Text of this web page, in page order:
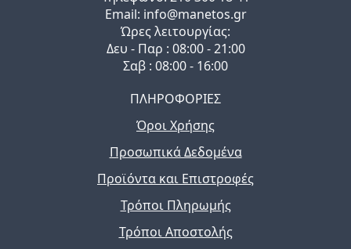
Email: info@manetos.gr
Ώρες λειτουργίας:
Δευ - Παρ : 08:00 - 21:00
Σαβ : 08:00 - 16:00
ΠΛΗΡΟΦΟΡΙΕΣ
Όροι Χρήσης
Προσωπικά Δεδομένα
Προϊόντα και Επιστροφές
Τρόποι Πληρωμής
Τρόποι Αποστολής